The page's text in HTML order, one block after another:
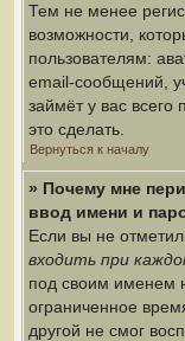
Тем не менее
возможности,
пользователям:
email-сообщений,
займёт у вас
это сделать.
Вернуться к началу
» Почему мне
ввод имени и
Если вы не
входить при
под своим именем
ограниченное
другой не смог